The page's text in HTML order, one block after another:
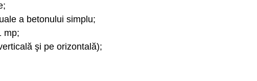
a betonului simplu;
mp;
şi pe orizontală);